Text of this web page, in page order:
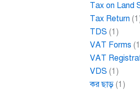
Tax on Land
Tax Return
TDS (1)
VAT Forms
VAT
VDS (1)
কর ছাড় (1)